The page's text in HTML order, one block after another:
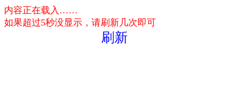
内容正在载入……
如果超过5秒没显示，请刷新几次即可
刷新